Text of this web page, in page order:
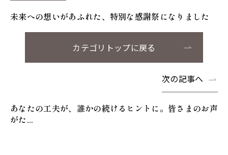
未来への想いがあふれた、特別な感謝祭になりました
カテゴリトップに戻る
次の記事へ
あなたの工夫が、誰かの続けるヒントに。皆さまのお声
がた...